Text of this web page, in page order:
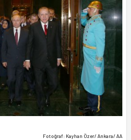
Fotoğraf: Kayhan Özer/ Ankara/ AA